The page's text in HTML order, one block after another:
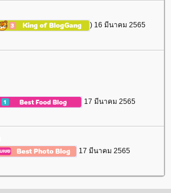
) 16 มีนาคม 2565
17 มีนาคม 2565
17 มีนาคม 2565